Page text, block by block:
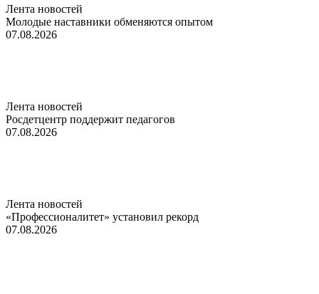
Лента новостей
Молодые наставники обменяются опытом
07.08.2026
Лента новостей
Росдетцентр поддержит педагогов
07.08.2026
Лента новостей
«Профессионалитет» установил рекорд
07.08.2026